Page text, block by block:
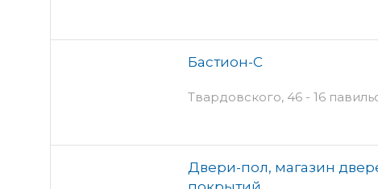
Бастион-С
Твардовского, 46 - 16
Двери-пол, магазин